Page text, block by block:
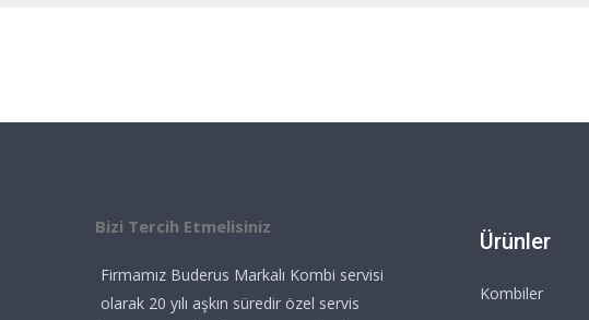
Bizi Tercih Etmelisiniz
Firmamız Buderus Markalı Kombi servisi
olarak 20 yılı aşkın süredir özel servis
Ürünler
Kombiler